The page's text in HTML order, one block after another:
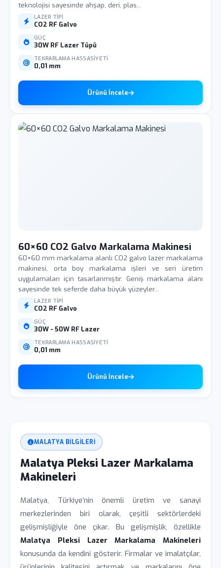
teknolojisi sayesinde ahşap, deri, plas...
LAZER TIPI
CO2 RF Galvo
GÜÇ
30W RF Lazer Tüpü
TEKRARLAMA HASSASIYETI
0,01 mm
Ürünü İncele
60×60 CO2 Galvo Markalama Makinesi
60×60 mm markalama alanlı CO2 galvo lazer markalama
makinesi, orta boy markalama işleri ve seri üretim
uygulamaları için tasarlanmıştır. Geniş markalama alanı
sayesinde tek seferde daha büyük yüzeyler...
LAZER TIPI
CO2 RF Galvo
GÜÇ
30W - 50W RF Lazer
TEKRARLAMA HASSASIYETI
0,01 mm
Ürünü İncele
MALATYA BILGILERI
Malatya Pleksi Lazer Markalama
Makineleri
Malatya, Türkiye’nin önemli üretim ve sanayi
merkezlerinden biri olarak, çeşitli sektörlerdeki
gelişmişliğiyle öne çıkar. Bu gelişmişlik, özellikle
Malatya Pleksi Lazer Markalama Makineleri
konusunda da kendini gösterir. Firmalar ve imalatçılar,